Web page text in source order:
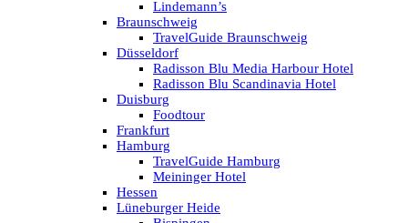
Lindemann’s
Braunschweig
TravelGuide Braunschweig
Düsseldorf
Radisson Blu Media Harbour Hotel
Radisson Blu Scandinavia Hotel
Duisburg
Foodtour
Frankfurt
Hamburg
TravelGuide Hamburg
Meininger Hotel
Hessen
Lüneburger Heide